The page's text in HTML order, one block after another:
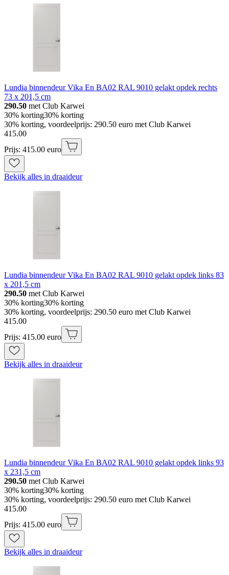
Lundia binnendeur Vika En BA02 RAL 9010 gelakt opdek rechts
73 x 201,5 cm
290.50 met Club Karwei
30% korting30% korting
30% korting, voordeelprijs: 290.50 euro met Club Karwei
415.00
Prijs: 415.00 euro
Bekijk alles in draaideur
Lundia binnendeur Vika En BA02 RAL 9010 gelakt opdek links 83
x 201,5 cm
290.50 met Club Karwei
30% korting30% korting
30% korting, voordeelprijs: 290.50 euro met Club Karwei
415.00
Prijs: 415.00 euro
Bekijk alles in draaideur
Lundia binnendeur Vika En BA02 RAL 9010 gelakt opdek links 93
x 231,5 cm
290.50 met Club Karwei
30% korting30% korting
30% korting, voordeelprijs: 290.50 euro met Club Karwei
415.00
Prijs: 415.00 euro
Bekijk alles in draaideur